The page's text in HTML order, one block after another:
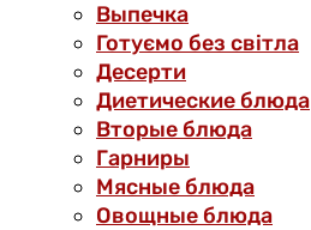
Выпечка
Готуємо без світла
Десерти
Диетические блюда
Вторые блюда
Гарниры
Мясные блюда
Овощные блюда